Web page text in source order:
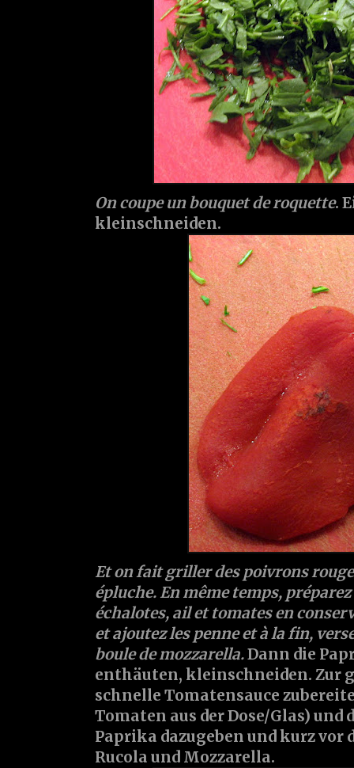
On coupe un bouquet de roquette.
kleinschneiden.
Et on fait griller des poivrons
épluche. En même temps,
échalotes, ail et tomates en
et ajoutez les penne et à la fin,
boule de mozzarella.Dann die
enthäuten, kleinschneiden. Zur
schnelle Tomatensauce
Tomaten aus der Dose/Glas) und
Paprika dazugeben und kurz vor
Rucola und Mozzarella.